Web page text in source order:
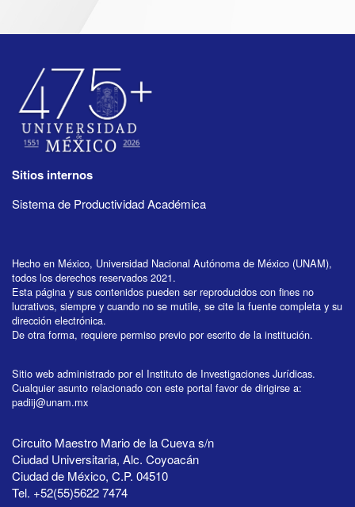
Sitios internos
Sistema de Productividad Académica
Hecho en México, Universidad Nacional Autónoma de México (UNAM),
todos los derechos reservados 2021.
Esta página y sus contenidos pueden ser reproducidos con fines no
lucrativos, siempre y cuando no se mutile, se cite la fuente completa y su
dirección electrónica.
De otra forma, requiere permiso previo por escrito de la institución.
Sitio web administrado por el Instituto de Investigaciones Jurídicas.
Cualquier asunto relacionado con este portal favor de dirigirse a:
padiij@unam.mx
Circuito Maestro Mario de la Cueva s/n
Ciudad Universitaria, Alc. Coyoacán
Ciudad de México, C.P. 04510
Tel. +52(55)5622 7474